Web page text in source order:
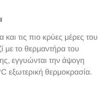
τις πιο κρύες μέρες του
με το θερμαντήρα του
εγγυώνται την άψογη
εξωτερική θερμοκρασία.